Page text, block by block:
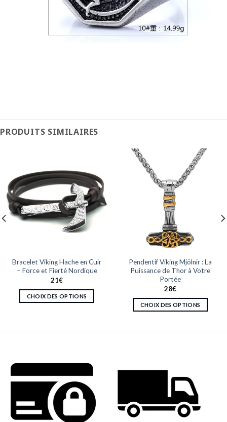
PRODUITS SIMILAIRES
Bracelet Viking Hache en Cuir
– Force et Fierté Nordique
21€
CHOIX DES OPTIONS
peuvent
être
choisies
sur
Pendentif Viking Mjölnir : La
Puissance de Thor à Votre
Portée
28€
CHOIX DES OPTIONS
options
peuvent
être
choisies